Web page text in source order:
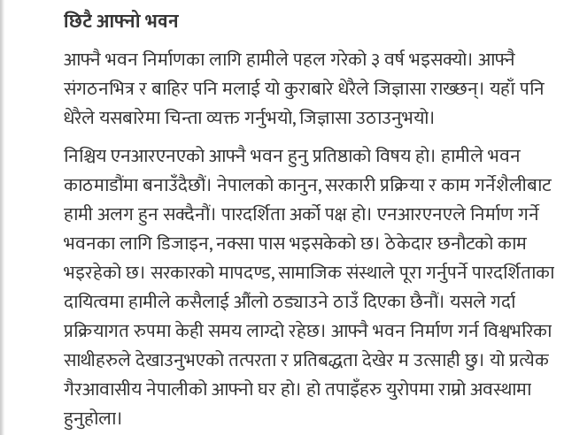
छिटै आफ्नो भवन
आफ्नै भवन निर्माणका लागि हामीले पहल गरेको ३ वर्ष भइसक्यो। आफ्नै
संगठनभित्र र बाहिर पनि मलाई यो कुराबारे धेरैले जिज्ञासा राख्छन्। यहाँ पनि
धेरैले यसबारेमा चिन्ता व्यक्त गर्नुभयो, जिज्ञासा उठाउनुभयो।
निश्चिय एनआरएनएको आफ्नै भवन हुनु प्रतिष्ठाको विषय हो। हामीले भवन
काठमाडौंमा बनाउँदैछौं। नेपालको कानुन, सरकारी प्रक्रिया र काम गर्नेशैलीबाट
हामी अलग हुन सक्दैनौं। पारदर्शिता अर्को पक्ष हो। एनआरएनएले निर्माण गर्ने
भवनका लागि डिजाइन, नक्सा पास भइसकेको छ। ठेकेदार छनौटको काम
भइरहेको छ। सरकारको मापदण्ड, सामाजिक संस्थाले पूरा गर्नुपर्ने पारदर्शिताका
दायित्वमा हामीले कसैलाई औंलो ठड्याउने ठाउँ दिएका छैनौं। यसले गर्दा
प्रक्रियागत रुपमा केही समय लाग्दो रहेछ। आफ्नै भवन निर्माण गर्न विश्वभरिका
साथीहरुले देखाउनुभएको तत्परता र प्रतिबद्धता देखेर म उत्साही छु। यो प्रत्येक
गैरआवासीय नेपालीको आफ्नो घर हो। हो तपाइँहरु युरोपमा राम्रो अवस्थामा
हुनुहोला।